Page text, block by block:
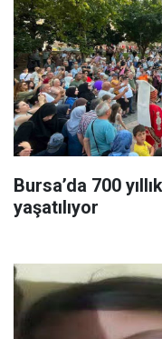
Bursa’da 700
yaşatılıyor